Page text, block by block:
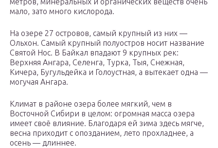
мало, зато много кислорода.
На озере 27 островов, самый крупный из них —
Ольхон. Самый крупный полуостров носит название
Святой Нос. В Байкал впадают 9 крупных рек:
Верхняя Ангара, Селенга, Турка, Тыя, Снежная,
Кичера, Бугульдейка и Голоустная, а вытекает одна —
могучая Ангара.
Климат в районе озера более мягкий, чем в
Восточной Сибири в целом: огромная масса озера
имеет своё влияние. Благодаря ей зима здесь мягче,
весна приходит с опозданием, лето прохладнее, а
осень — длиннее.